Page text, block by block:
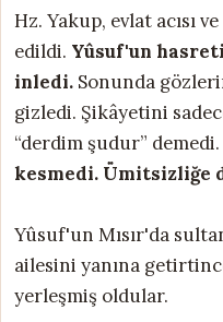
Hz. Yakup, evlat acısı
edildi. Yûsuf'un
inledi. Sonunda
gizledi. Şikâyetini
“derdim şudur” demedi.
kesmedi. Ümitsizliğe
Yûsuf'un Mısır'da
ailesini yanına
yerleşmiş oldular.